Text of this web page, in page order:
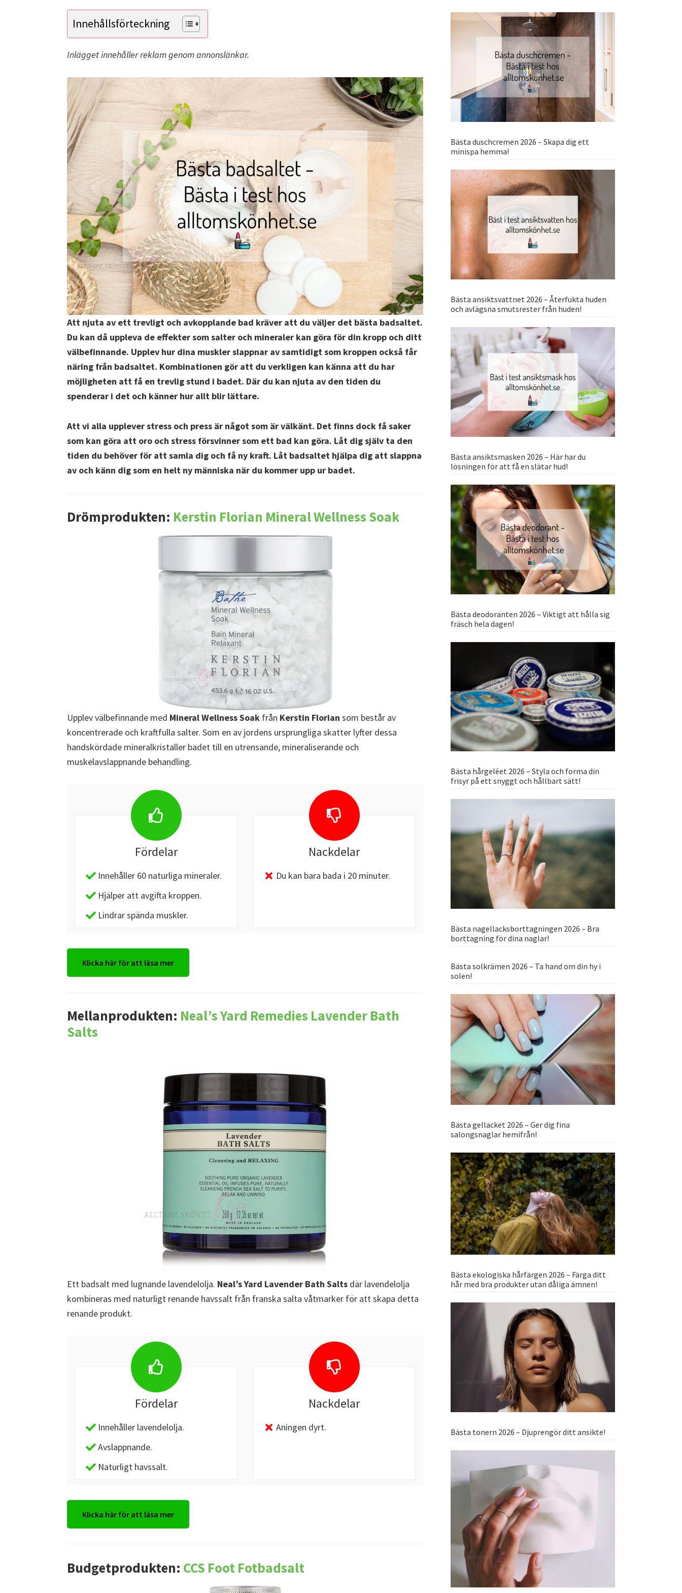
Innehållsförteckning
Inlägget innehåller reklam genom annonslänkar.
Att njuta av ett trevligt och avkopplande bad kräver att du väljer det bästa badsaltet.
Du kan då uppleva de effekter som salter och mineraler kan göra för din kropp och ditt
välbefinnande. Upplev hur dina muskler slappnar av samtidigt som kroppen också får
näring från badsaltet. Kombinationen gör att du verkligen kan känna att du har
möjligheten att få en trevlig stund i badet. Där du kan njuta av den tiden du
spenderar i det och känner hur allt blir lättare.
Att vi alla upplever stress och press är något som är välkänt. Det finns dock få saker
som kan göra att oro och stress försvinner som ett bad kan göra. Låt dig själv ta den
tiden du behöver för att samla dig och få ny kraft. Låt badsaltet hjälpa dig att slappna
av och känn dig som en helt ny människa när du kommer upp ur badet.
Drömprodukten: Kerstin Florian Mineral Wellness Soak
Upplev välbefinnande med Mineral Wellness Soak från Kerstin Florian som består av
koncentrerade och kraftfulla salter. Som en av jordens ursprungliga skatter lyfter dessa
handskördade mineralkristaller badet till en utrensande, mineraliserande och
muskelavslappnande behandling.
Fördelar
Innehåller 60 naturliga mineraler.
Hjälper att avgifta kroppen.
Lindrar spända muskler.
Nackdelar
Du kan bara bada i 20 minuter.
Klicka här för att läsa mer
Mellanprodukten: Neal’s Yard Remedies Lavender Bath
Salts
Ett badsalt med lugnande lavendelolja. Neal’s Yard Lavender Bath Salts där lavendelolja
kombineras med naturligt renande havssalt från franska salta våtmarker för att skapa detta
renande produkt.
Fördelar
Innehåller lavendelolja.
Avslappnande.
Naturligt havssalt.
Nackdelar
Aningen dyrt.
Klicka här för att läsa mer
Budgetprodukten: CCS Foot Fotbadsalt
Bästa duschcremen 2026 – Skapa dig ett
minispa hemma!
Bästa ansiktsvattnet 2026 – Återfukta huden
och avlägsna smutsrester från huden!
Bästa ansiktsmasken 2026 – Här har du
lösningen för att få en slätar hud!
Bästa deodoranten 2026 – Viktigt att hålla sig
fräsch hela dagen!
Bästa hårgeléet 2026 – Styla och forma din
frisyr på ett snyggt och hållbart sätt!
Bästa nagellacksborttagningen 2026 – Bra
borttagning för dina naglar!
Bästa solkrämen 2026 – Ta hand om din hy i
solen!
Bästa gellacket 2026 – Ger dig fina
salongsnaglar hemifrån!
Bästa ekologiska hårfärgen 2026 – Färga ditt
hår med bra produkter utan dåliga ämnen!
Bästa tonern 2026 – Djuprengör ditt ansikte!